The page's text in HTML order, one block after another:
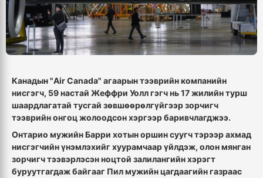
Канадын "Air Canada" агаарын тээврийн компанийн
нисгэгч, 59 настай Жеффри Уолл гэгч нь 17 жилийн турш
шаардлагатай тусгай зөвшөөрөлгүйгээр зорчигч
тээврийн онгоц жолоодсон хэргээр баривчлагджээ.
Онтарио мужийн Барри хотын оршин суугч тэрээр ахмад
нисгэгчийн үнэмлэхийг хуурамчаар үйлдэж, олон мянган
зорчигч тээвэрлэсэн ноцтой залилангийн хэрэгт
буруутгагдаж байгааг Пил мужийн цагдаагийн газраас